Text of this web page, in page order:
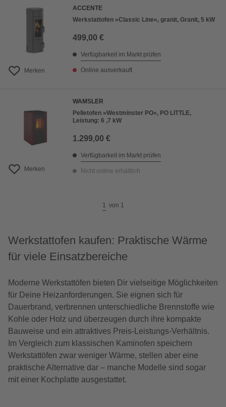
Merken
ACCENTE
Werkstattofen »Classic Line«, granit, Granit, 5 kW
499,00 €
Verfügbarkeit im Markt prüfen
Online ausverkauft
Merken
WAMSLER
Pelletofen »Westminster PO«, PO LITTLE,
Leistung: 6 ,7 kW
1.299,00 €
Verfügbarkeit im Markt prüfen
Nicht online erhältlich
1 von 1
Werkstattofen kaufen: Praktische Wärme
für viele Einsatzbereiche
Moderne Werkstattöfen bieten Dir vielseitige Möglichkeiten
für Deine Heizanforderungen. Sie eignen sich für
Dauerbrand, verbrennen unterschiedliche Brennstoffe wie
Kohle oder Holz und überzeugen durch ihre kompakte
Bauweise und ein attraktives Preis-Leistungs-Verhältnis.
Im Vergleich zum klassischen Kaminofen speichern
Werkstattöfen zwar weniger Wärme, stellen aber eine
praktische Alternative dar – manche Modelle sind sogar
mit einer Kochplatte ausgestattet.